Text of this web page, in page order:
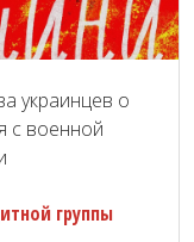
украинцев о
с военной
группы